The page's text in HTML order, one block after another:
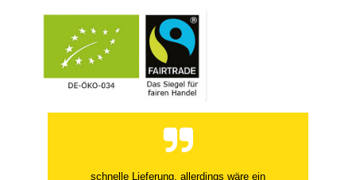
schnelle Lieferung, allerdings wäre ein